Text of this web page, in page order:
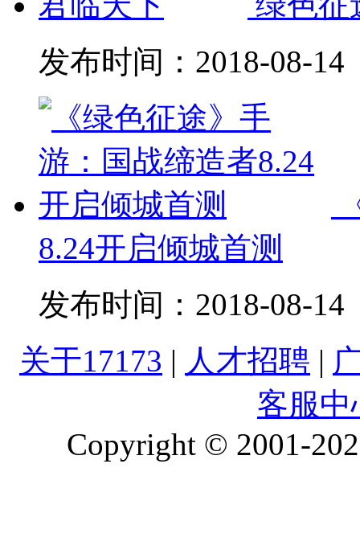
发布时间： 2018-08-14
8.24开启倾城首测
发布时间： 2018-08-14
关于17173 | 人才招聘 |
客服中
Copyright © 2001-